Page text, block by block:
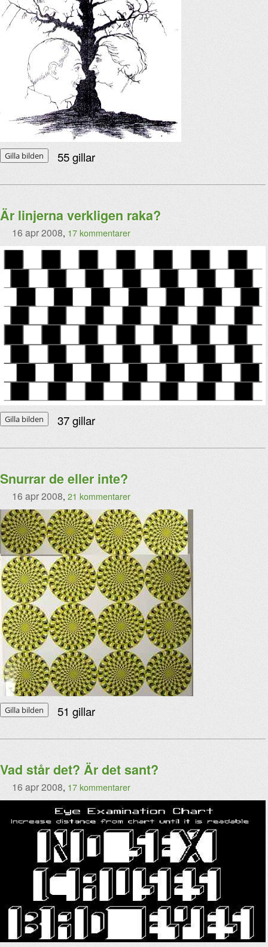
Gilla bilden 55gillar
Är linjerna verkligen raka?
16 apr 2008, 17 kommentarer
Gilla bilden 37gillar
Snurrar de eller inte?
16 apr 2008, 21 kommentarer
Gilla bilden 51 gillar
Vad står det? Är det sant?
16 apr 2008, 17 kommentarer